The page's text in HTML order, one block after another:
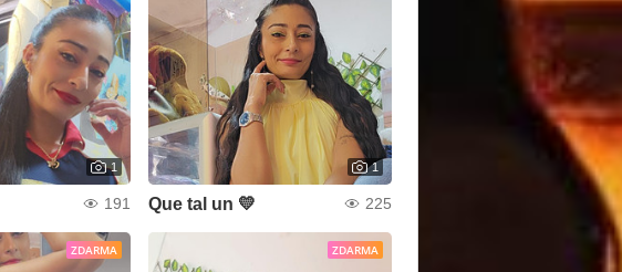
1
191
1
Que tal un 💛 225
ZDARMA ZDARMA